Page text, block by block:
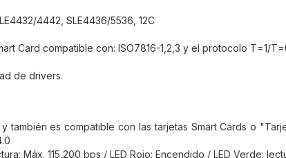
4442, SLE4436/5536, 12C
Card compatible con: ISO7816-1,2,3 y el protocolo T=1/
de drivers.
también es compatible con las tarjetas Smart Cards o
Máx. 115,200 bps / LED Rojo: Encendido / LED Verde: